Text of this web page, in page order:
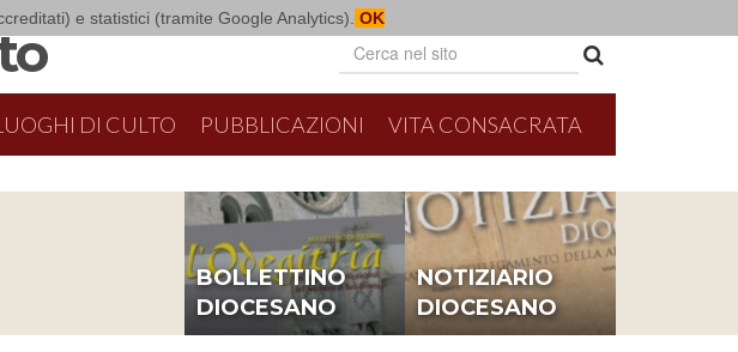
e statistici (tramite Google Analytics). OK
DI CULTO PUBBLICAZIONI VITA CONSACRATA
BOLLETTINO
DIOCESANO
NOTIZIARIO
DIOCESANO